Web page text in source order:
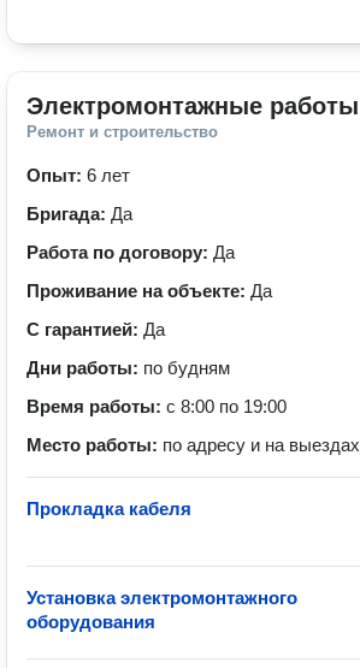
Электромонтажные работы
Ремонт и строительство
Опыт: 6 лет
Бригада: Да
Работа по договору: Да
Проживание на объекте: Да
С гарантией: Да
Дни работы: по будням
Время работы: с 8:00 по 19:00
Место работы: по адресу и на выездах
Прокладка кабеля
Установка электромонтажного
оборудования